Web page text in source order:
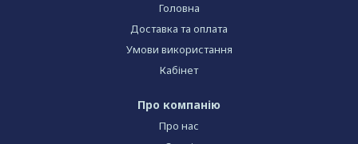
Головна
Доставка та оплата
Умови використання
Кабінет
Про компанію
Про нас